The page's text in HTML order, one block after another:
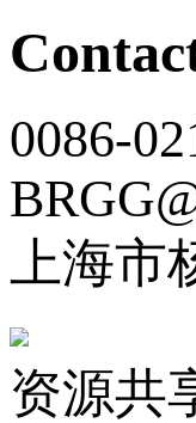
0086-
上海
资源共